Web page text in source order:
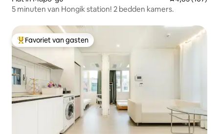
5 minuten van Hongik station! 2 bedden kamers.
Topfavoriet van gasten
Favoriet van gasten